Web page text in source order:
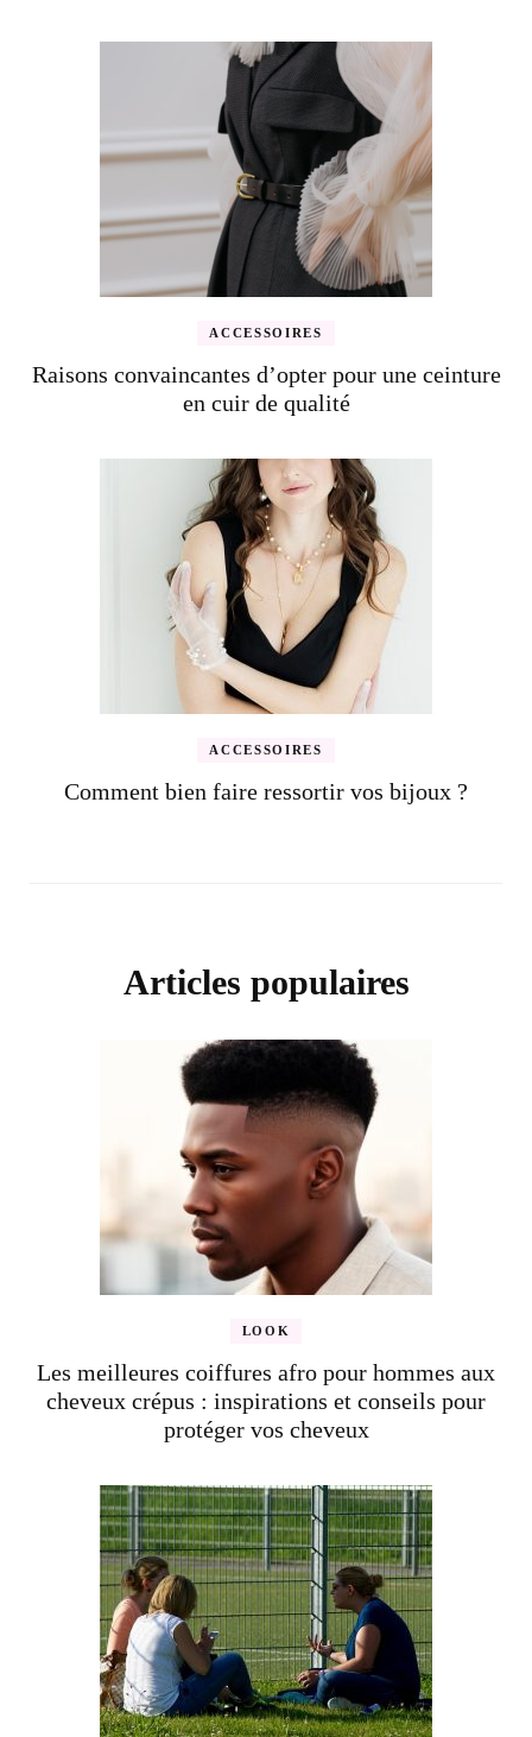
ACCESSOIRES
Raisons convaincantes d’opter pour une ceinture
en cuir de qualité
ACCESSOIRES
Comment bien faire ressortir vos bijoux ?
Articles populaires
LOOK
Les meilleures coiffures afro pour hommes aux
cheveux crépus : inspirations et conseils pour
protéger vos cheveux